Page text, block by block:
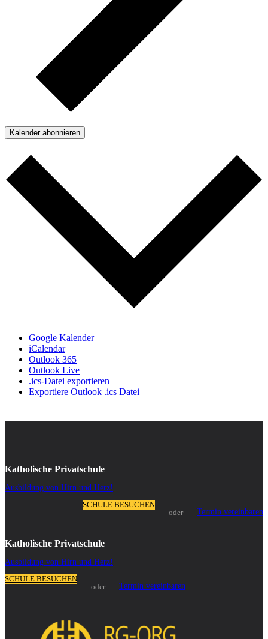
Kalender abonnieren
Google Kalender
iCalendar
Outlook 365
Outlook Live
.ics-Datei exportieren
Exportiere Outlook .ics Datei
Katholische Privatschule
Ausbildung von Hirn und Herz!
Termin vereinbaren
oder
SCHULE BESUCHEN
Katholische Privatschule
Ausbildung von Hirn und Herz!
SCHULE BESUCHEN
oder
Termin vereinbaren